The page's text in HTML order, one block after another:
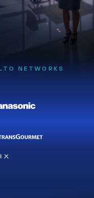
NETWORKS